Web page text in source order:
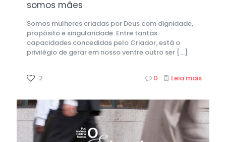
somos mães
Somos mulheres criadas por Deus com dignidade,
propósito e singularidade. Entre tantas
capacidades concedidas pelo Criador, está o
privilégio de gerar em nosso ventre outro ser […]
2 0 Leia mais